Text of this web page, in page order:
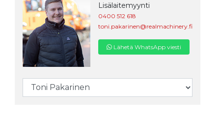
Lisälaitemyynti
0400 512 618
toni.pakarinen@realmachinery.fi
Lähetä WhatsApp viesti